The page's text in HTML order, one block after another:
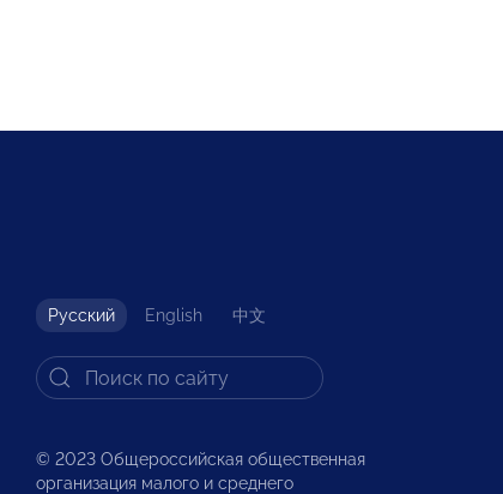
Русский English 中文
© 2023 Общероссийская общественная
организация малого и среднего